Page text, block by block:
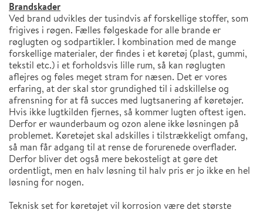
Brandskader
Ved brand udvikles der tusindvis af forskellige stoffer, som
frigives i røgen. Fælles følgeskade for alle brande er
røglugten og sodpartikler. I kombination med de mange
forskellige materialer, der findes i et køretøj (plast, gummi,
tekstil etc.) i et forholdsvis lille rum, så kan røglugten
aflejres og føles meget stram for næsen. Det er vores
erfaring, at der skal stor grundighed til i adskillelse og
afrensning for at få succes med lugtsanering af køretøjer.
Hvis ikke lugtkilden fjernes, så kommer lugten oftest igen.
Derfor er waunderbaum og ozon alene ikke løsningen på
problemet. Køretøjet skal adskilles i tilstrækkeligt omfang,
så man får adgang til at rense de forurenede overflader.
Derfor bliver det også mere bekosteligt at gøre det
ordentligt, men en halv løsning til halv pris er jo ikke en hel
løsning for nogen.
Teknisk set for køretøjet vil korrosion være det største